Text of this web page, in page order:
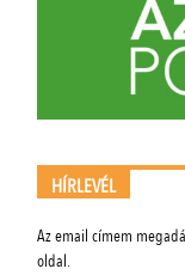
HÍRLEVÉL
Az email címem
oldal.